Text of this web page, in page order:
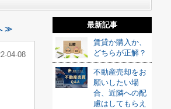
≫
04-08
最新記事
賃貸か購入か、
どちらが正解？
不動産売却をお
願いしたい場
合、近隣への配
慮はしてもらえ